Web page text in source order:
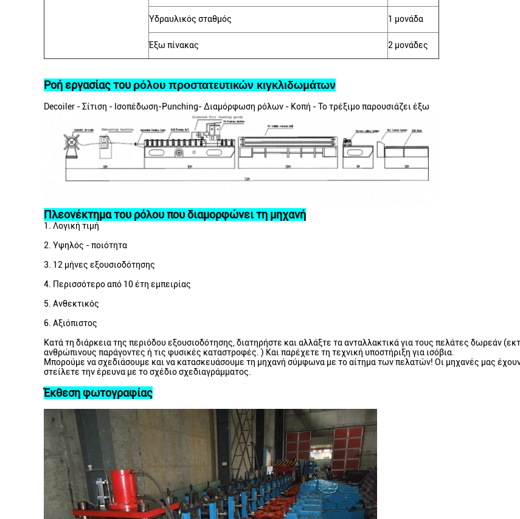
Υδραυλικός σταθμός 1 μονάδα
Έξω πίνακας 2 μονάδες
Ροή εργασίας του ρόλου προστατευτικών κιγκλιδωμάτων
Decoiler - Σίτιση - Ισοπέδωση-Punching- Διαμόρφωση ρόλων - Κοπή - Το τρέξιμο παρουσιάζει έξω
Πλεονέκτημα του ρόλου που διαμορφώνει τη μηχανή
1. Λογική τιμή
2. Υψηλός - ποιότητα
3. 12 μήνες εξουσιοδότησης
4. Περισσότερο από 10 έτη εμπειρίας
5. Ανθεκτικός
6. Αξιόπιστος
Κατά τη διάρκεια της περιόδου εξουσιοδότησης, διατηρήστε και αλλάξτε τα ανταλλακτικά για τους πελάτες δωρεάν
ανθρώπινους παράγοντες ή τις φυσικές καταστροφές. ) Και παρέχετε τη τεχνική υποστήριξη για ισόβια.
Μπορούμε να σχεδιάσουμε και να κατασκευάσουμε τη μηχανή σύμφωνα με το αίτημα των πελατών! Οι μηχανές μας
στείλετε την έρευνα με το σχέδιο σχεδιαγράμματος.
Έκθεση φωτογραφίας